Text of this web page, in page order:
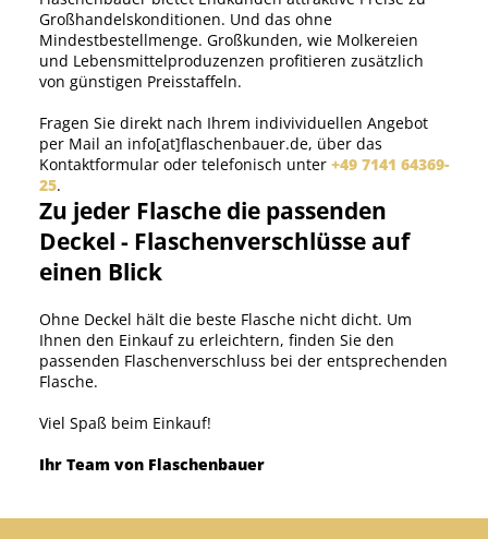
Großhandelskonditionen. Und das ohne
Mindestbestellmenge. Großkunden, wie Molkereien
und Lebensmittelproduzenzen profitieren zusätzlich
von günstigen Preisstaffeln.
Fragen Sie direkt nach Ihrem indivividuellen Angebot
per Mail an info[at]flaschenbauer.de, über das
Kontaktformular oder telefonisch unter +49 7141 64369-
25.
Zu jeder Flasche die passenden
Deckel - Flaschenverschlüsse auf
einen Blick
Ohne Deckel hält die beste Flasche nicht dicht. Um
Ihnen den Einkauf zu erleichtern, finden Sie den
passenden Flaschenverschluss bei der entsprechenden
Flasche.
Viel Spaß beim Einkauf!
Ihr Team von Flaschenbauer